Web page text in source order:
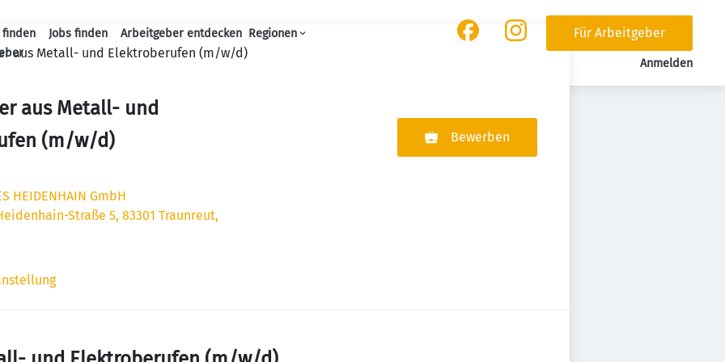
Haupt-Navigation
finden Jobs finden Arbeitgeber entdecken Regionen
Für Arbeitgeber
Anmelden
aus Metall- und Elektroberufen (m/w/d)
aus Metall- und
(m/w/d)
HEIDENHAIN GmbH
Straße 5, 83301 Traunreut,
Bewerben